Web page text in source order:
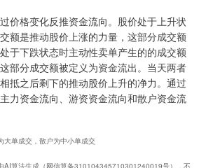
价格变化反推资金流向。股价处于上升状
额是推动股价上涨的力量，这部分成交额
于下跌状态时主动性卖单产生的的成交额
部分成交额被定义为资金流出。当天两者
抵之后剩下的推动股价上升的净力。通过
力资金流向、游资资金流向和散户资金流
大单成交，散户为中小单成交
AI算法生成（网信算备310104345710301240019号），不